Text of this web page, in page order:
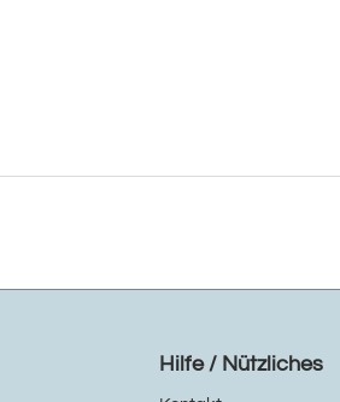
Hilfe / Nützliches